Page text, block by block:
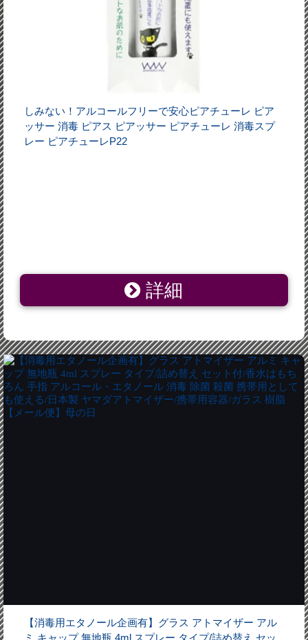
しみない！アルコールフリーで安心ピアチューレ ピア
ッサー 消毒 ピアス ピアッサー ピアチューレ 消毒スプ
レー ピアチューレP22
詳細
【消毒用エタノール企画有】グラス アトマイザー アル